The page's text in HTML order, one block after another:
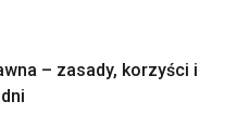
– zasady, korzyści i